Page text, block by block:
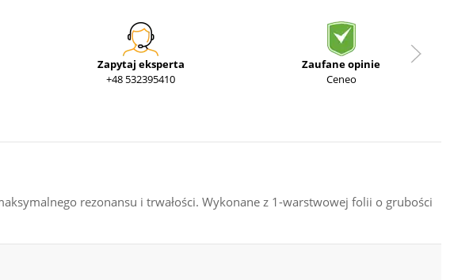
Zapytaj eksperta
+48 532395410
Zaufane opinie
Ceneo
rezonansu i trwałości. Wykonane z 1-warstwowej folii o grubości